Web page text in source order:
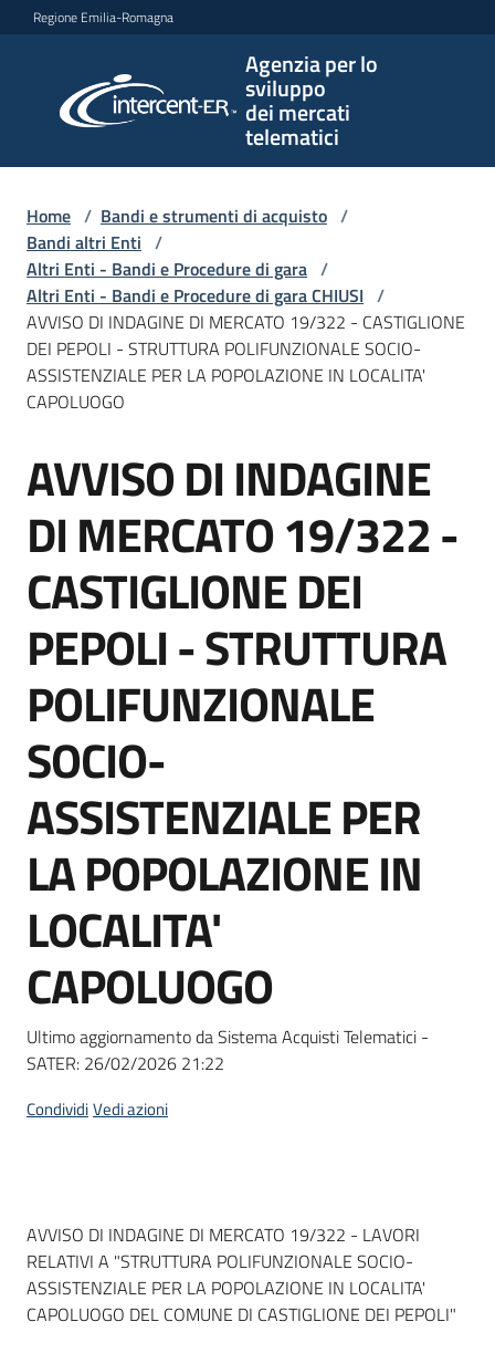
Vai al contenuto
Vai alla navigazione
Vai al footer
Regione Emilia-Romagna
Agenzia per lo
sviluppo
dei mercati
telematici
per lo
sviluppo
telematici
L'Agenzia
Bandi
strumenti
di
Supporto
Piattaforme
telematiche
English
site
Seguici
su
Home / Bandi e strumenti di acquisto /
Bandi altri Enti /
Altri Enti - Bandi e Procedure di gara /
Altri Enti - Bandi e Procedure di gara CHIUSI /
AVVISO DI INDAGINE DI MERCATO 19/322 - CASTIGLIONE
DEI PEPOLI - STRUTTURA POLIFUNZIONALE SOCIO-
ASSISTENZIALE PER LA POPOLAZIONE IN LOCALITA'
CAPOLUOGO
Salta al contenuto
AVVISO DI INDAGINE
DI MERCATO 19/322 -
CASTIGLIONE DEI
PEPOLI - STRUTTURA
POLIFUNZIONALE
SOCIO-
ASSISTENZIALE PER
LA POPOLAZIONE IN
LOCALITA'
CAPOLUOGO
Ultimo aggiornamento da Sistema Acquisti Telematici -
SATER: 26/02/2026 21:22
CondividiVedi azioni
Dati del bando
AVVISO DI INDAGINE DI MERCATO 19/322 - LAVORI
RELATIVI A "STRUTTURA POLIFUNZIONALE SOCIO-
ASSISTENZIALE PER LA POPOLAZIONE IN LOCALITA'
CAPOLUOGO DEL COMUNE DI CASTIGLIONE DEI PEPOLI"